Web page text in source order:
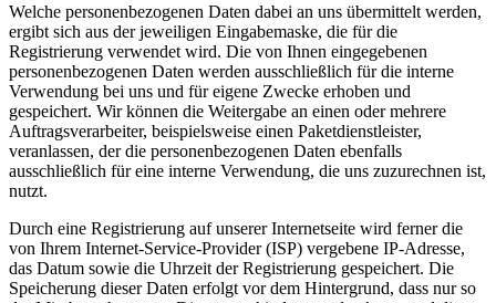
Welche personenbezogenen Daten dabei an uns übermittelt werden,
ergibt sich aus der jeweiligen Eingabemaske, die für die
Registrierung verwendet wird. Die von Ihnen eingegebenen
personenbezogenen Daten werden ausschließlich für die interne
Verwendung bei uns und für eigene Zwecke erhoben und
gespeichert. Wir können die Weitergabe an einen oder mehrere
Auftragsverarbeiter, beispielsweise einen Paketdienstleister,
veranlassen, der die personenbezogenen Daten ebenfalls
ausschließlich für eine interne Verwendung, die uns zuzurechnen ist,
nutzt.
Durch eine Registrierung auf unserer Internetseite wird ferner die
von Ihrem Internet-Service-Provider (ISP) vergebene IP-Adresse,
das Datum sowie die Uhrzeit der Registrierung gespeichert. Die
Speicherung dieser Daten erfolgt vor dem Hintergrund, dass nur so